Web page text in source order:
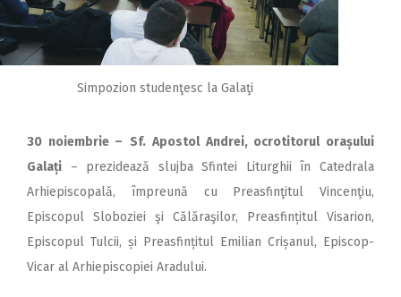
Simpozion studenţesc la Galaţi
30 noiembrie – Sf. Apostol Andrei, ocrotitorul orașului
Galați – prezidează slujba Sfintei Liturghii în Catedrala
Arhiepis­copală, împreună cu Preasfinţitul Vincenţiu,
Episcopul Sloboziei şi Călăraşilor, Preasfințitul Visarion,
Episcopul Tulcii, și Preasfințitul Emilian Crișanul, Episcop-
Vicar al Arhiepiscopiei Aradului.